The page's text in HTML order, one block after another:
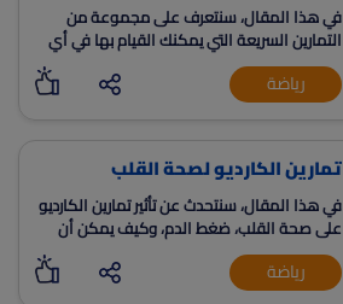
في هذا المقال، سنتعرف على مجموعة من
التمارين السريعة التي يمكنك القيام بها في أي
مكان، بالإضافة إلى الأخطاء الشائعة التي يجب
تجنبها للحصول على أفضل النتائج.
رياضة
تمارين الكارديو لصحة القلب
في هذا المقال، سنتحدث عن تأثير تمارين الكارديو
على صحة القلب، ضغط الدم، وكيف يمكن أن
تساهم في تحسين جودة الحياة بشكل عام.
رياضة